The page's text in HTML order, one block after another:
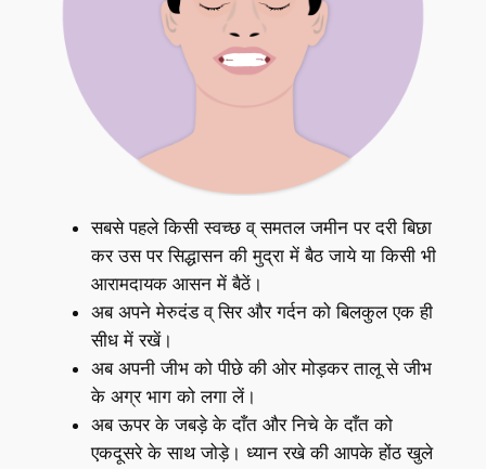
सबसे पहले किसी स्वच्छ व् समतल जमीन पर दरी बिछा
कर उस पर सिद्धासन की मुद्रा में बैठ जाये या किसी भी
आरामदायक आसन में बैठें।
अब अपने मेरुदंड व् सिर और गर्दन को बिलकुल एक ही
सीध में रखें।
अब अपनी जीभ को पीछे की ओर मोड़कर तालू से जीभ
के अग्र भाग को लगा लें।
अब ऊपर के जबड़े के दाँत और निचे के दाँत को
एकदूसरे के साथ जोड़े। ध्यान रखे की आपके होंठ खुले